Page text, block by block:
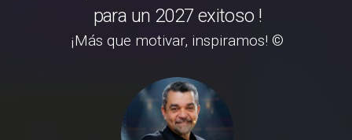
para un 2027 exitoso !
¡Más que motivar, inspiramos! ©